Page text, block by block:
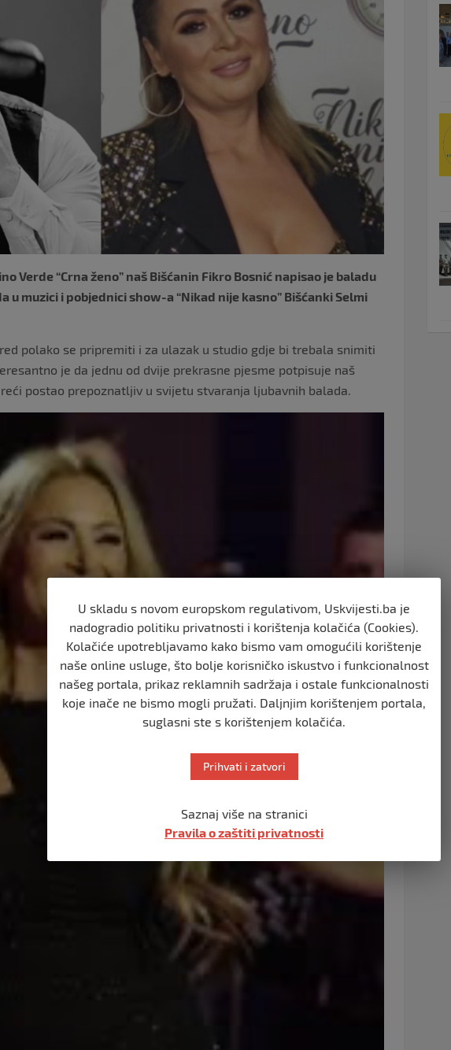
b
k
Verde “Crna ženo” naš Bišćanin Fikro Bosnić napisao je baladu
muzici i pobjednici show-a “Nikad nije kasno” Bišćanki Selmi
polako se pripremiti i za ulazak u studio gdje bi trebala snimiti
je da jednu od dvije prekrasne pjesme potpisuje naš
postao prepoznatljiv u svijetu stvaranja ljubavnih balada.
U skladu s novom europskom regulativom, Uskvijesti.ba je
nadogradio politiku privatnosti i korištenja kolačića (Cookies).
Kolačiće upotrebljavamo kako bismo vam omogućili korištenje
naše online usluge, što bolje korisničko iskustvo i funkcionalnost
našeg portala, prikaz reklamnih sadržaja i ostale funkcionalnosti
koje inače ne bismo mogli pružati. Daljnjim korištenjem portala,
suglasni ste s korištenjem kolačića.
Prihvati i zatvori
Saznaj više na stranici
Pravila o zaštiti privatnosti